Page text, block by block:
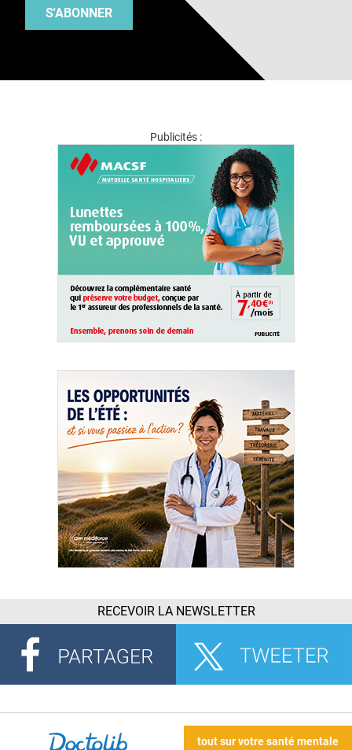
S'ABONNER
Publicités :
RECEVOIR LA NEWSLETTER
tout sur votre santé mentale